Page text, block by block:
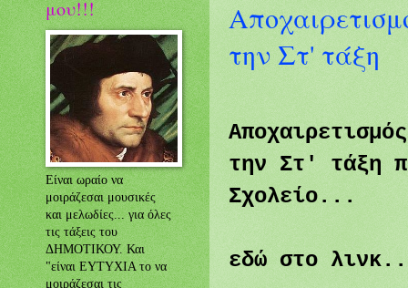
την Στ' τάξη
την Στ' τάξη
Σχολείο...
εδώ στο
μου!!!
Είναι ωραίο να
μοιράζεσαι μουσικές
και μελωδίες... για όλες
τις τάξεις του
ΔΗΜΟΤΙΚΟΥ. Και
"είναι ΕΥΤΥΧΙΑ το να
μοιράζεσαι τις